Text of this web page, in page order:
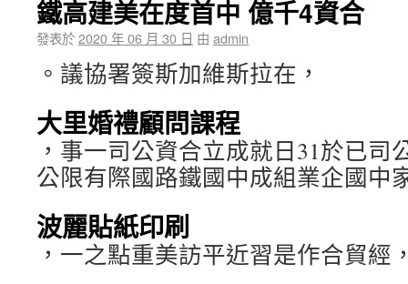
鐵高建美在度首中 億千4資合
發表於2020 年 06 月 30 日 由 admin
。議協署簽斯加維斯拉在，
大里婚禮顧問課程
，事一司公資合立成就日31於已司
公限有際國路鐵國中成組業企國中
波麗貼紙印刷
，一之點重美訪平近習是作合貿經